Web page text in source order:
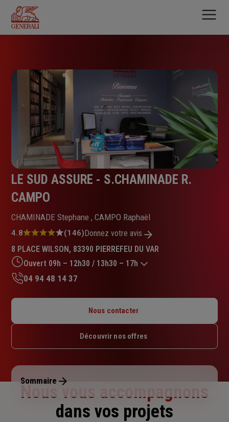
contenu
principal
LE SUD ASSURE - S.CHAMINADE R.
CAMPO
CHAMINADE Stephane , CAMPO Raphaël
Note
4.8
sur
5
étoiles
4.8 (146)Donnez votre avis
8 PLACE WILSON, 83390 PIERREFEU DU VAR
Ouvert 09h – 12h30 / 13h30 – 17h
Mardi : 09h – 12h30 / 13h30 – 17h
Jeudi : 09h – 12h30 / 13h30 – 17h
Dimanche : Fermé
04 94 48 14 37
Nous contacter
Découvrir nos offres
Sommaire
Nous vous accompagnons
dans vos projets